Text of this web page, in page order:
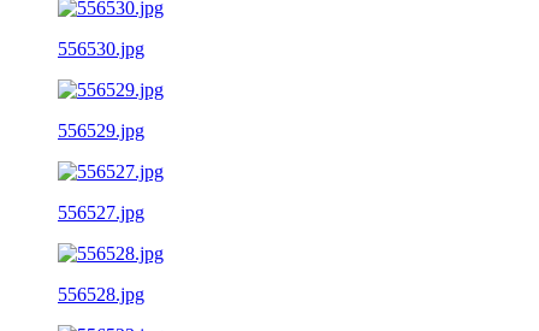
556530.jpg
556529.jpg
556527.jpg
556528.jpg